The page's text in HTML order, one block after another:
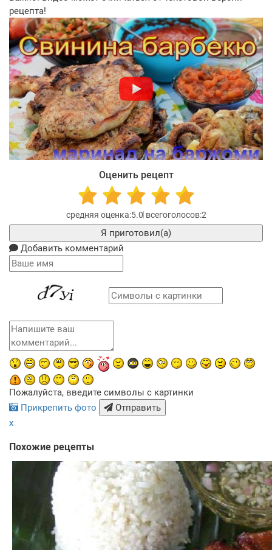
рецепта!
Оценить рецепт
5.0 2
Я приготовил(а)
Добавить комментарий
Пожалуйста, введите символы с картинки
Прикрепить фото
Отправить
x
Похожие рецепты